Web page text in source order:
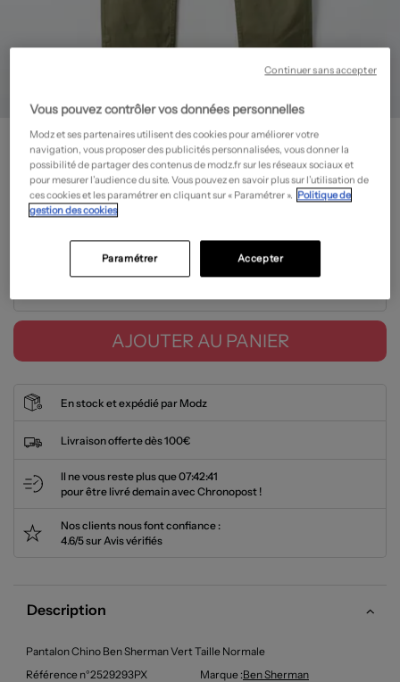
BEN SHERMAN
Pantalon chino - Stretch- Outlet
29,70€
Prix boutique : 99,00€
Guide des tailles
AJOUTER AU PANIER
En stock et expédié par Modz
Livraison offerte dès 100€
Il ne vous reste plus que07:42:40
pour être livré demain avec Chronopost !
Nos clients nous font confiance :
4.6/5 sur Avis vérifiés
Description
Pantalon Chino Ben Sherman Vert Taille Normale
Référence n°2529293PX
Marque :Ben Sherman
Vous pouvez contrôler vos données personnelles
Modz et ses partenaires utilisent des cookies pour améliorer votre
navigation, vous proposer des publicités personnalisées, vous donner la
possibilité de partager des contenus de modz.fr sur les réseaux sociaux et
pour mesurer l’audience du site. Vous pouvez en savoir plus sur l’utilisation de
ces cookies et les paramétrer en cliquant sur « Paramétrer ». Politique de
gestion des cookies
Accepter
Paramétrer
Continuer sans accepter